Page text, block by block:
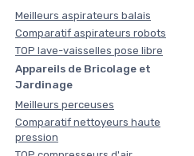
Meilleurs aspirateurs balais
Comparatif aspirateurs robots
TOP lave-vaisselles pose libre
Appareils de Bricolage et
Jardinage
Meilleurs perceuses
Comparatif nettoyeurs haute
pression